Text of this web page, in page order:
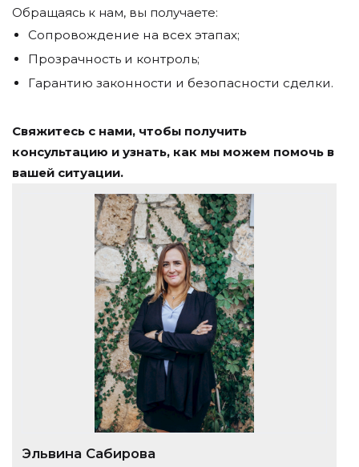
Обращаясь к нам, вы получаете:
Сопровождение на всех этапах;
Прозрачность и контроль;
Гарантию законности и безопасности сделки.
Свяжитесь с нами, чтобы получить
консультацию и узнать, как мы можем помочь в
вашей ситуации.
Эльвина Сабирова